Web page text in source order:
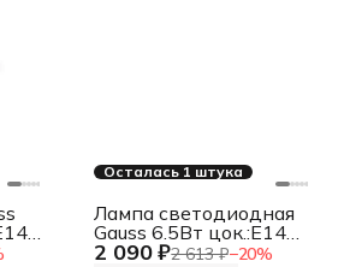
Осталась 1 штука
2 090 ₽2 613 ₽−20%
Лампа светодиодная
Gauss 6.5Вт цок.:E14
свеча 220B